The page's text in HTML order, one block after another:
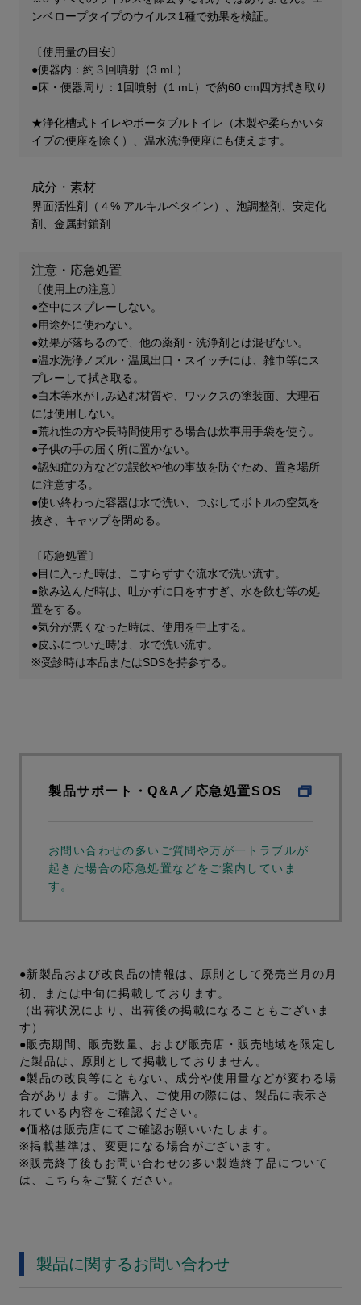
ンベロープタイプのウイルス1種で効果を検証。
〔使用量の目安〕
●便器内：約３回噴射（3 mL）
●床・便器周り：1回噴射（1 mL）で約60 cm四方拭き取り
★浄化槽式トイレやポータブルトイレ（木製や柔らかいタ
イプの便座を除く）、温水洗浄便座にも使えます。
成分・素材
界面活性剤（４% アルキルベタイン）、泡調整剤、安定化
剤、金属封鎖剤
注意・応急処置
〔使用上の注意〕
●空中にスプレーしない。
●用途外に使わない。
●効果が落ちるので、他の薬剤・洗浄剤とは混ぜない。
●温水洗浄ノズル・温風出口・スイッチには、雑巾等にス
プレーして拭き取る。
●白木等水がしみ込む材質や、ワックスの塗装面、大理石
には使用しない。
●荒れ性の方や長時間使用する場合は炊事用手袋を使う。
●子供の手の届く所に置かない。
●認知症の方などの誤飲や他の事故を防ぐため、置き場所
に注意する。
●使い終わった容器は水で洗い、つぶしてボトルの空気を
抜き、キャップを閉める。
〔応急処置〕
●目に入った時は、こすらずすぐ流水で洗い流す。
●飲み込んだ時は、吐かずに口をすすぎ、水を飲む等の処
置をする。
●気分が悪くなった時は、使用を中止する。
●皮ふについた時は、水で洗い流す。
※受診時は本品またはSDSを持参する。
製品サポート・Q&A／応急処置SOS
お問い合わせの多いご質問や万が一トラブルが
起きた場合の応急処置などをご案内していま
す。
●新製品および改良品の情報は、原則として発売当月の月
初、または中旬に掲載しております。
（出荷状況により、出荷後の掲載になることもございま
す）
●販売期間、販売数量、および販売店・販売地域を限定し
た製品は、原則として掲載しておりません。
●製品の改良等にともない、成分や使用量などが変わる場
合があります。ご購入、ご使用の際には、製品に表示さ
れている内容をご確認ください。
●価格は販売店にてご確認お願いいたします。
※掲載基準は、変更になる場合がございます。
※販売終了後もお問い合わせの多い製造終了品について
は、
こちら をご覧ください。
製品に関するお問い合わせ